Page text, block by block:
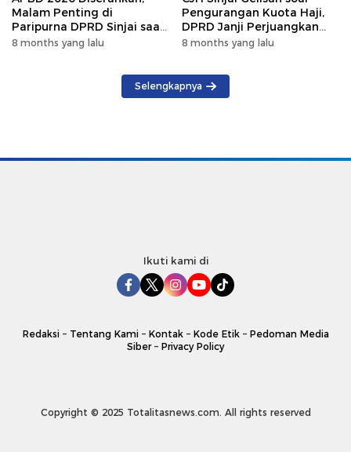
Malam Penting di
Paripurna DPRD Sinjai saat
Masa Depan Anggaran
8 months yang lalu
Pengurangan Kuota Haji,
DPRD Janji Perjuangkan
Hingga Pusat
8 months yang lalu
Selengkapnya
Ikuti kami di
Redaksi – Tentang Kami – Kontak– Kode Etik– Pedoman Media
Siber– Privacy Policy
Copyright © 2025 Totalitasnews.com. All rights reserved